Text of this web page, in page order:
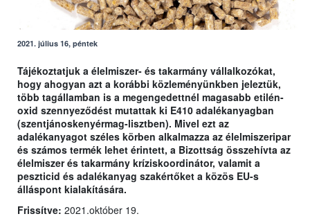
2021. július 16, péntek
Tájékoztatjuk a élelmiszer- és takarmány vállalkozókat,
hogy ahogyan azt a korábbi közleményünkben jeleztük,
több tagállamban is a megengedettnél magasabb etilén-
oxid szennyeződést mutattak ki E410 adalékanyagban
(szentjánoskenyérmag-lisztben). Mivel ezt az
adalékanyagot széles körben alkalmazza az élelmiszeripar
és számos termék lehet érintett, a Bizottság összehívta az
élelmiszer és takarmány kríziskoordinátor, valamit a
peszticid és adalékanyag szakértőket a közös EU-s
álláspont kialakítására.
Frissítve: 2021.október 19.